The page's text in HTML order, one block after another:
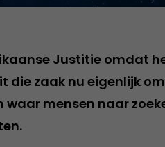
Justitie omdat
zaak nu eigenlijk
waar mensen naar